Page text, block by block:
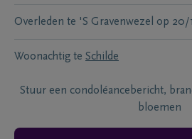
Overleden te 'S Gravenwezel op 20/
Woonachtig te Schilde
Stuur een condoléancebericht,
bloemen